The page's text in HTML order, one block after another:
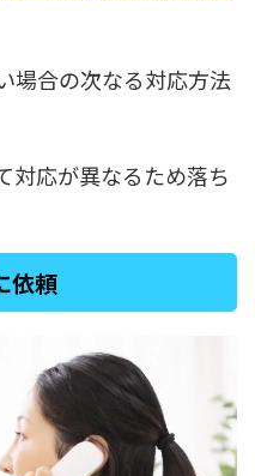
場合の次なる対応方法
対応が異なるため落ち
依頼